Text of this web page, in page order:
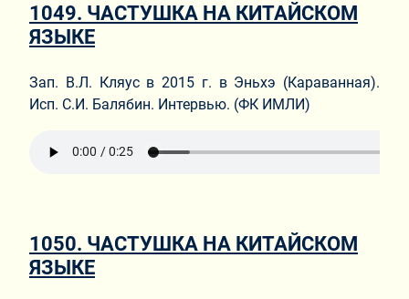
1049. ЧАСТУШКА НА КИТАЙСКОМ
ЯЗЫКЕ
Зап. В.Л. Кляус в 2015 г. в Эньхэ (Караванная).
Исп. С.И. Балябин. Интервью. (ФК ИМЛИ)
1050. ЧАСТУШКА НА КИТАЙСКОМ
ЯЗЫКЕ